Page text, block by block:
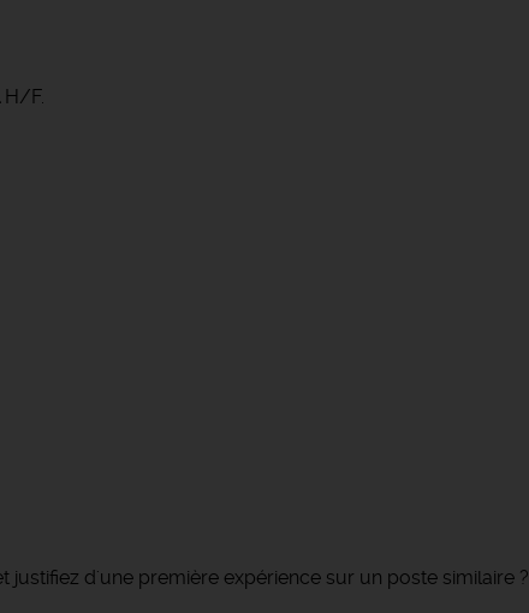
H/F.
d'une première expérience sur un poste similaire ?